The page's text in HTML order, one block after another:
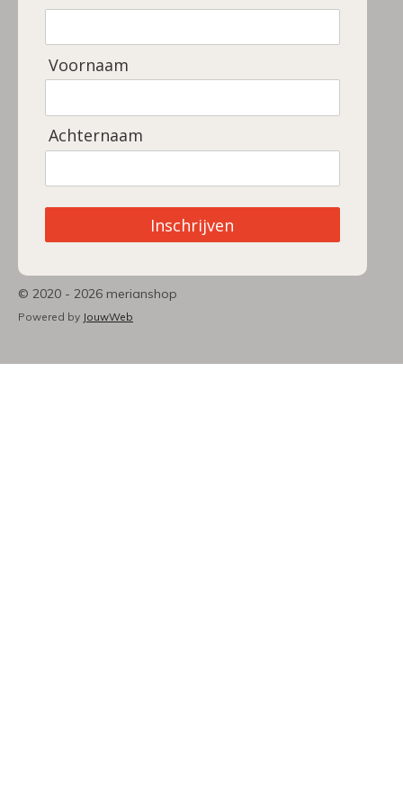
Voornaam
Achternaam
Inschrijven
© 2020 - 2026 merianshop
Powered by JouwWeb